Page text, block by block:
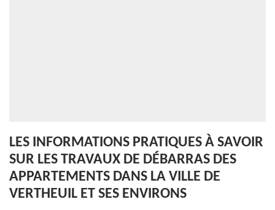
LES INFORMATIONS PRATIQUES À SAVOIR
SUR LES TRAVAUX DE DÉBARRAS DES
APPARTEMENTS DANS LA VILLE DE
VERTHEUIL ET SES ENVIRONS